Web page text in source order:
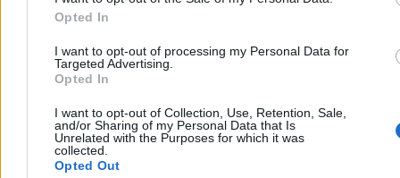
Opted In
I want to opt-out of processing my Personal Data for
Targeted Advertising.
Opted In
I want to opt-out of Collection, Use, Retention, Sale,
and/or Sharing of my Personal Data that Is
Unrelated with the Purposes for which it was
collected.
Opted Out
Reklama